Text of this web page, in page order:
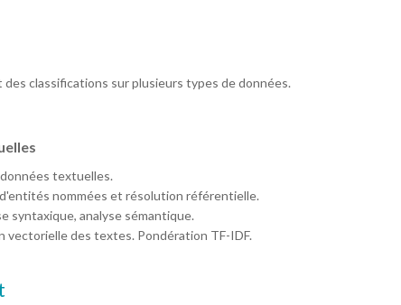
classifications sur plusieurs types de données.
textuelles.
nommées et résolution référentielle.
syntaxique, analyse sémantique.
vectorielle des textes. Pondération TF-IDF.